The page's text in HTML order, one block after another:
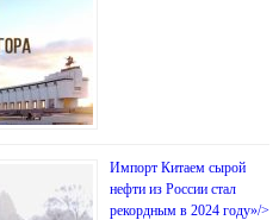
Импорт Китаем сырой
нефти из России стал
рекордным в 2024 году»/>